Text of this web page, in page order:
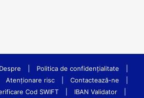
Despre Politica de confidenţialitate
Atenționare risc Contactează-ne
Cod SWIFT IBAN Validator